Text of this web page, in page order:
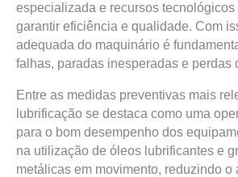
especializada e recursos tecnológicos
garantir eficiência e qualidade. Com
adequada do maquinário é
falhas, paradas inesperadas e perdas
Entre as medidas preventivas mais
lubrificação se destaca como uma
para o bom desempenho dos
na utilização de óleos lubrificantes e
metálicas em movimento, reduzindo o